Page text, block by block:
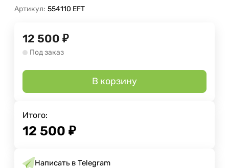
Артикул: 554110 EFT
12 500 ₽
Под заказ
В корзину
Итого:
12 500 ₽
Написать в Telegram